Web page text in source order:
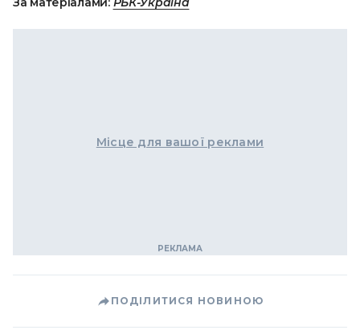
Місце для вашої реклами
ПОДІЛИТИСЯ НОВИНОЮ